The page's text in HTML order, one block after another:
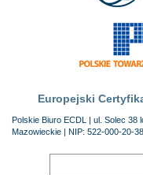
Europejski
Polskie Biuro ECDL | ul. Solec 38
Mazowieckie | NIP: 522-000-20-38